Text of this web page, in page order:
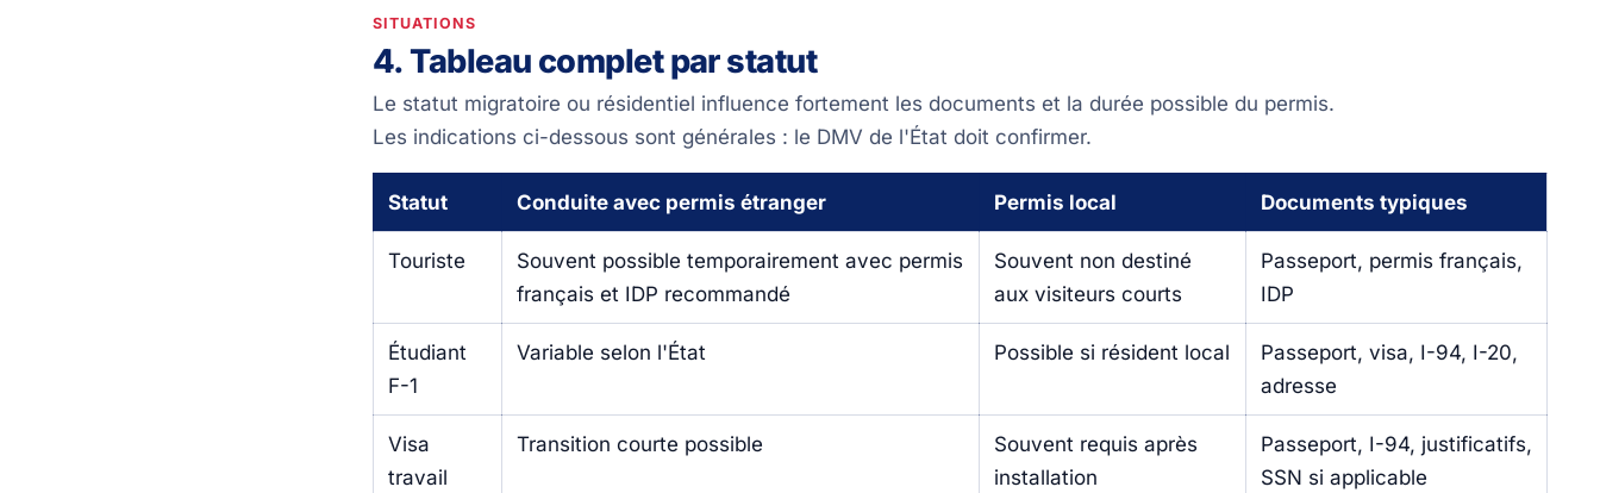
SITUATIONS
4. Tableau complet par statut
Le statut migratoire ou résidentiel influence fortement les documents et la durée possible du permis.
Les indications ci-dessous sont générales : le DMV de l'État doit confirmer.
Statut Conduite avec permis étranger Permis local Documents typiques
Touriste
Souvent possible temporairement avec permis
français et IDP recommandé
Souvent non destiné
aux visiteurs courts
Passeport, permis français,
IDP
Étudiant
F-1
Variable selon l'État Possible si résident local
Passeport, visa, I-94, I-20,
adresse
Visa
travail
Transition courte possible
Souvent requis après
installation
Passeport, I-94, justificatifs,
SSN si applicable